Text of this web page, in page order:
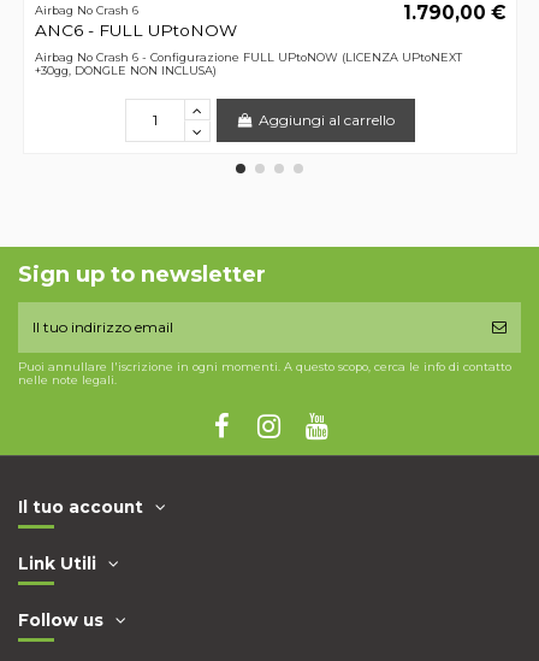
Airbag No Crash 6
ANC6 - FULL UPtoNOW
1.790,00 €
Airbag No Crash 6 - Configurazione FULL UPtoNOW (LICENZA UPtoNEXT
+30gg, DONGLE NON INCLUSA)
Aggiungi al carrello
Sign up to newsletter
Puoi annullare l'iscrizione in ogni momenti. A questo scopo, cerca le info di contatto
nelle note legali.
Il tuo account
Link Utili
Follow us